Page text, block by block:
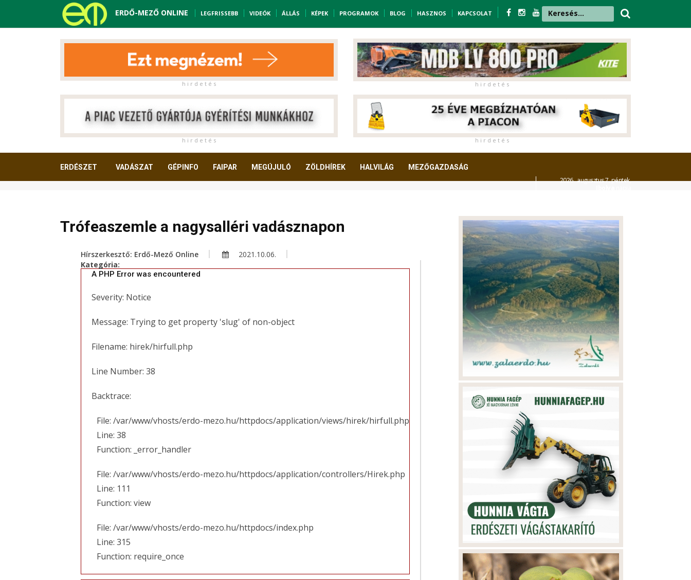
ERDŐ-MEZŐ ONLINE LEGFRISSEBB VIDEÓK ÁLLÁS KÉPEK PROGRAMOK BLOG HASZNOS KAPCSOLAT
h i r d e t é s h i r d e t é s
h i r d e t é s h i r d e t é s
ERDÉSZET VADÁSZAT GÉPINFO FAIPAR MEGÚJULÓ ZÖLDHÍREK HALVILÁG MEZŐGAZDASÁG
2026. augusztus 7. péntek,
Trófeaszemle a nagysalléri vadásznapon
Hírszerkesztő: Erdő-Mező Online
2021.10.06.
Kategória:
A PHP Error was encountered
Severity: Notice
Message: Trying to get property 'slug' of non-object
Filename: hirek/hirfull.php
Line Number: 38
Backtrace:
File: /var/www/vhosts/erdo-mezo.hu/httpdocs/application/views/hirek/hirfull.php
Line: 38
Function: _error_handler
File: /var/www/vhosts/erdo-mezo.hu/httpdocs/application/controllers/Hirek.php
Line: 111
Function: view
File: /var/www/vhosts/erdo-mezo.hu/httpdocs/index.php
Line: 315
Function: require_once